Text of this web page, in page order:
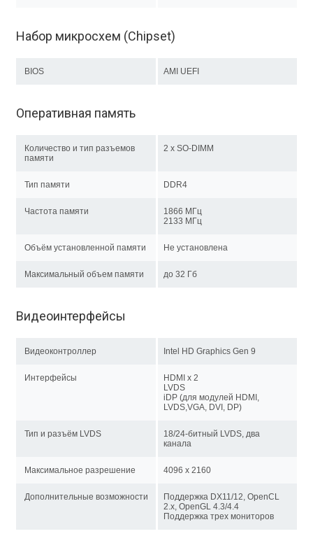
Набор микросхем (Chipset)
BIOS AMI UEFI
Оперативная память
Количество и тип разъемов
памяти
2 x SO-DIMM
Тип памяти DDR4
Частота памяти
1866 МГц
2133 МГц
Объём установленной памяти Не установлена
Максимальный объем памяти до 32 Гб
Видеоинтерфейсы
Видеоконтроллер Intel HD Graphics Gen 9
Интерфейсы
HDMI x 2
LVDS
iDP (для модулей HDMI,
LVDS,VGA, DVI, DP)
Тип и разъём LVDS
18/24-битный LVDS, два
канала
Максимальное разрешение 4096 x 2160
Дополнительные возможности
Поддержка DX11/12, OpenCL
2.x, OpenGL 4.3/4.4
Поддержка трех мониторов